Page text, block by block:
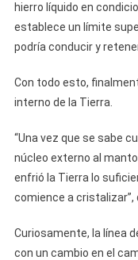
hierro líquido en
establece un límite
podría conducir y
Con todo esto,
interno de la Tierra.
“Una vez que se sabe
núcleo externo al
enfrió la Tierra lo
comience a cristalizar”,
Curiosamente, la línea
con un cambio en el